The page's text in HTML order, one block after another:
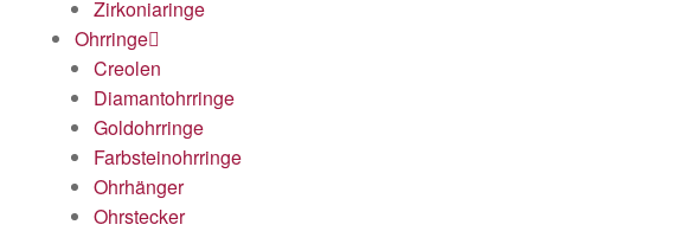
Zirkoniaringe
Ohrringe
Creolen
Diamantohrringe
Goldohrringe
Farbsteinohrringe
Ohrhänger
Ohrstecker